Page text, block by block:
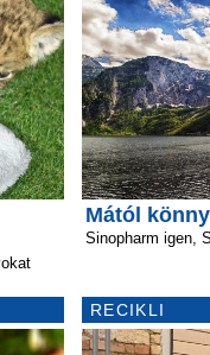
Mától
Sinopharm igen,
RECIKLI